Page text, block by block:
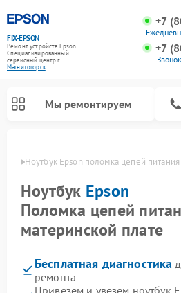
FIX-EPSON
Ремонт устройств Epson
Специализированный
cервисный центр г.
Магнитогорск
+7
+7
Мы ремонтируем
Ноутбук Epson поломка цепей
Ноутбук Epson
Поломка цепей
материнской плате
Бесплатная диагностика
ремонта
Привезем и увезем ноутбук